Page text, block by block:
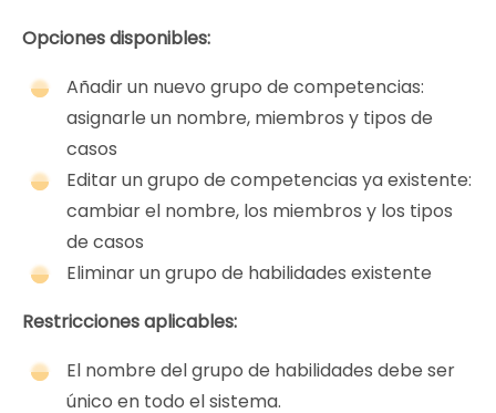
Opciones disponibles:
Añadir un nuevo grupo de competencias:
asignarle un nombre, miembros y tipos de
casos
Editar un grupo de competencias ya existente:
cambiar el nombre, los miembros y los tipos
de casos
Eliminar un grupo de habilidades existente
Restricciones aplicables:
El nombre del grupo de habilidades debe ser
único en todo el sistema.